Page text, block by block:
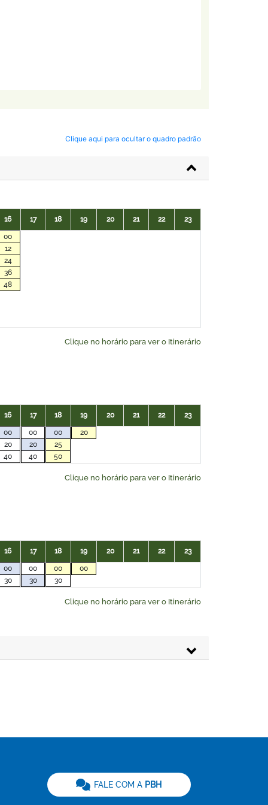
Clique aqui para ocultar o quadro padrão
16 17 18 19 20 21 22
23
00
12
24
36
48
Clique no horário para ver o Itinerário
16 17 18 19 20 21 22
23
00
20
40
00
20
40
00
25
50
20
Clique no horário para ver o Itinerário
16 17 18 19 20 21 22
23
00
30
00
30
00
30
00
Clique no horário para ver o Itinerário
FALE COM A PBH